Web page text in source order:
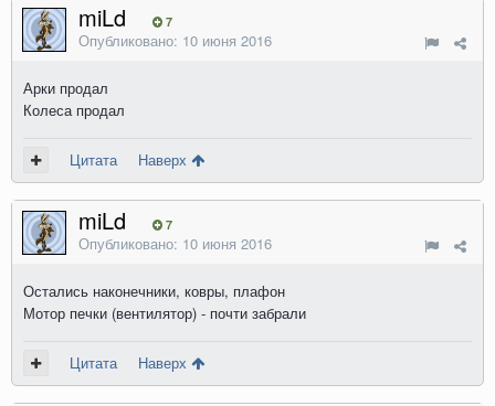
miLd 7
Опубликовано: 10 июня 2016
Арки продал
Колеса продал
Цитата Наверх
miLd 7
Опубликовано: 10 июня 2016
Остались наконечники, ковры, плафон
Мотор печки (вентилятор) - почти забрали
Цитата Наверх